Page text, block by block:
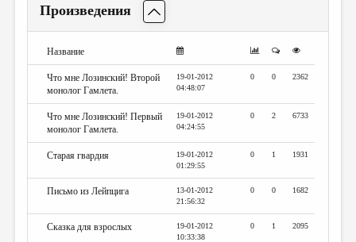
КУЛЬТУРОВЕДЕНИЕ
ПУБЛИЦИСТИКА
РЕЦЕНЗИРОВАНИЕ
ЦИКЛЫ ПУБЛИКАЦИЙ
ТРЕДИАКОВСКИЙ
МЕДИА
ВКОНТАКТЕ
Произведения
Название
Что мне Лозинский! Второй
монолог Гамлета.
19-01-2012
04:48:07
0 0 2362
Что мне Лозинский! Первый
монолог Гамлета.
19-01-2012
04:24:55
0 2 6733
Старая гвардия
19-01-2012
01:29:55
0 1 1931
Письмо из Лейпцига
13-01-2012
21:56:32
0 0 1682
Сказка для взрослых
19-01-2012
10:33:38
0 1 2095